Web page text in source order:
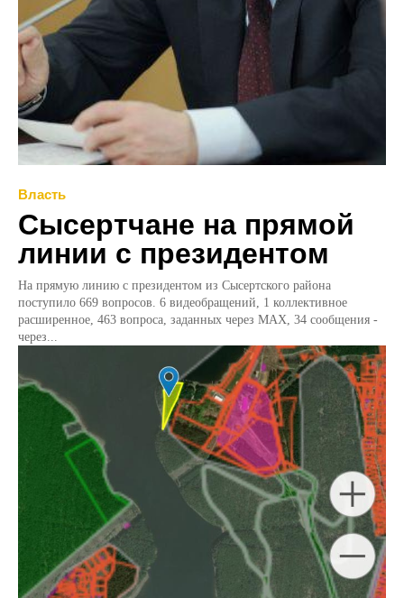
Власть
Сысертчане на прямой
линии с президентом
На прямую линию с президентом из Сысертского района
поступило 669 вопросов. 6 видеобращений, 1 коллективное
расширенное, 463 вопроса, заданных через МАХ, 34 сообщения -
через...